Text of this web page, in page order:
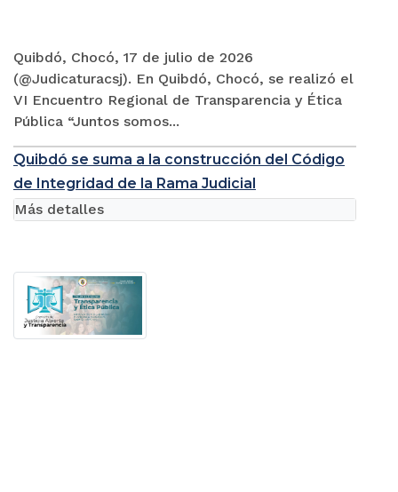
Quibdó, Chocó, 17 de julio de 2026
(@Judicaturacsj). En Quibdó, Chocó, se realizó el
VI Encuentro Regional de Transparencia y Ética
Pública “Juntos somos...
Quibdó se suma a la construcción del Código
de Integridad de la Rama Judicial
Más detalles